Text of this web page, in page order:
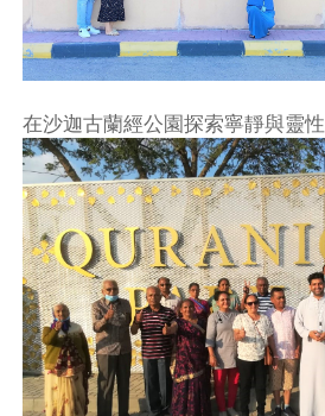
在沙迦古蘭經公園探索寧靜與靈性